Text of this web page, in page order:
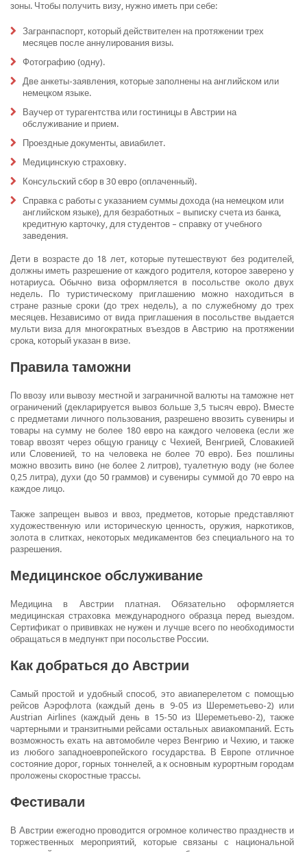
зоны. Чтобы получить визу, нужно иметь при себе:
Загранпаспорт, который действителен на протяжении трех
месяцев после аннулирования визы.
Фотографию (одну).
Две анкеты-заявления, которые заполнены на английском или
немецком языке.
Ваучер от турагентства или гостиницы в Австрии на
обслуживание и прием.
Проездные документы, авиабилет.
Медицинскую страховку.
Консульский сбор в 30 евро (оплаченный).
Справка с работы с указанием суммы дохода (на немецком или
английском языке), для безработных – выписку счета из банка,
кредитную карточку, для студентов – справку от учебного
заведения.
Дети в возрасте до 18 лет, которые путешествуют без родителей,
должны иметь разрешение от каждого родителя, которое заверено у
нотариуса. Обычно виза оформляется в посольстве около двух
недель. По туристическому приглашению можно находиться в
стране разные сроки (до трех недель), а по служебному до трех
месяцев. Независимо от вида приглашения в посольстве выдается
мульти виза для многократных въездов в Австрию на протяжении
срока, который указан в визе.
Правила таможни
По ввозу или вывозу местной и заграничной валюты на таможне нет
ограничений (декларируется вывоз больше 3,5 тысяч евро). Вместе
с предметами личного пользования, разрешено ввозить сувениры и
товары на сумму не более 180 евро на каждого человека (если же
товар ввозят через общую границу с Чехией, Венгрией, Словакией
или Словенией, то на человека не более 70 евро). Без пошлины
можно ввозить вино (не более 2 литров), туалетную воду (не более
0,25 литра), духи (до 50 граммов) и сувениры суммой до 70 евро на
каждое лицо.
Также запрещен вывоз и ввоз, предметов, которые представляют
художественную или историческую ценность, оружия, наркотиков,
золота в слитках, некоторых медикаментов без специального на то
разрешения.
Медицинское обслуживание
Медицина в Австрии платная. Обязательно оформляется
медицинская страховка международного образца перед выездом.
Сертификат о прививках не нужен и лучше всего по необходимости
обращаться в медпункт при посольстве России.
Как добраться до Австрии
Самый простой и удобный способ, это авиаперелетом с помощью
рейсов Аэрофлота (каждый день в 9-05 из Шереметьево-2) или
Austrian Airlines (каждый день в 15-50 из Шереметьево-2), также
чартерными и транзитными рейсами остальных авиакомпаний. Есть
возможность ехать на автомобиле через Венгрию и Чехию, и также
из любого западноевропейского государства. В Европе отличное
состояние дорог, горных тоннелей, а к основным курортным городам
проложены скоростные трассы.
Фестивали
В Австрии ежегодно проводится огромное количество празднеств и
торжественных мероприятий, которые связаны с национальной